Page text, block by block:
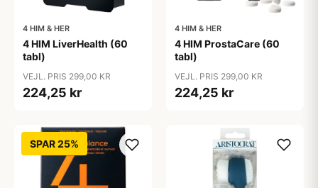
4 HIM & HER
4 HIM LiverHealth (60
tabl)
VEJL. PRIS 299,00 KR
224,25 kr
4 HIM & HER
4 HIM ProstaCare (60
tabl)
VEJL. PRIS 299,00 KR
224,25 kr
SPAR 25%